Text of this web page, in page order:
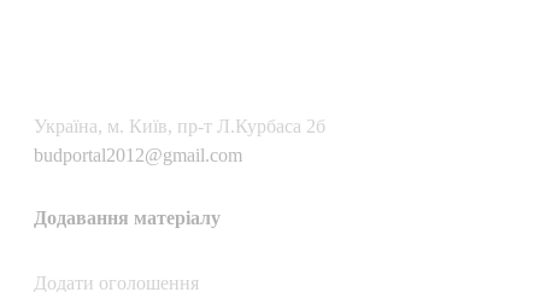
Українa, м. Київ, пр-т Л.Курбаса 2б
budportal2012@gmail.com
Додавання матеріалу
Додати oголошення